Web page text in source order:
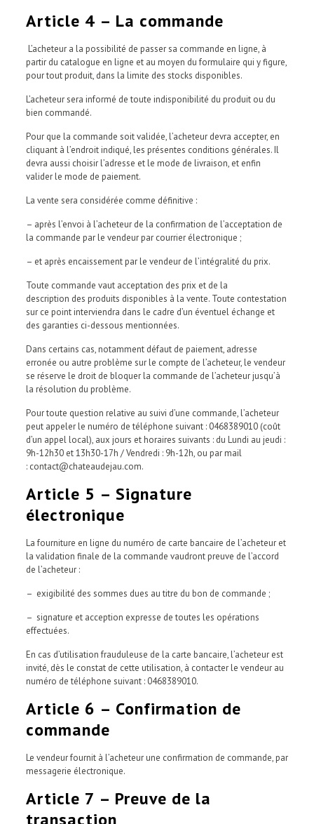
Article 4 – La commande
L’acheteur a la possibilité de passer sa commande en ligne, à
partir du catalogue en ligne et au moyen du formulaire qui y figure,
pour tout produit, dans la limite des stocks disponibles.
L’acheteur sera informé de toute indisponibilité du produit ou du
bien commandé.
Pour que la commande soit validée, l’acheteur devra accepter, en
cliquant à l’endroit indiqué, les présentes conditions générales. Il
devra aussi choisir l’adresse et le mode de livraison, et enfin
valider le mode de paiement.
La vente sera considérée comme définitive :
– après l’envoi à l’acheteur de la confirmation de l’acceptation de
la commande par le vendeur par courrier électronique ;
– et après encaissement par le vendeur de l’intégralité du prix.
Toute commande vaut acceptation des prix et de la
description des produits disponibles à la vente. Toute contestation
sur ce point interviendra dans le cadre d’un éventuel échange et
des garanties ci-dessous mentionnées.
Dans certains cas, notamment défaut de paiement, adresse
erronée ou autre problème sur le compte de l’acheteur, le vendeur
se réserve le droit de bloquer la commande de l’acheteur jusqu’à
la résolution du problème.
Pour toute question relative au suivi d’une commande, l’acheteur
peut appeler le numéro de téléphone suivant : 0468389010 (coût
d’un appel local), aux jours et horaires suivants : du Lundi au jeudi :
9h-12h30 et 13h30-17h / Vendredi : 9h-12h, ou par mail
: contact@chateaudejau.com.
Article 5 – Signature
électronique
La fourniture en ligne du numéro de carte bancaire de l’acheteur et
la validation finale de la commande vaudront preuve de l’accord
de l’acheteur :
– exigibilité des sommes dues au titre du bon de commande ;
– signature et acception expresse de toutes les opérations
effectuées.
En cas d’utilisation frauduleuse de la carte bancaire, l’acheteur est
invité, dès le constat de cette utilisation, à contacter le vendeur au
numéro de téléphone suivant : 0468389010.
Article 6 – Confirmation de
commande
Le vendeur fournit à l’acheteur une confirmation de commande, par
messagerie électronique.
Article 7 – Preuve de la
transaction